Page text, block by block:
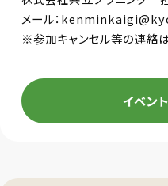
メール：
※参加キャンセル等の連絡
イベン